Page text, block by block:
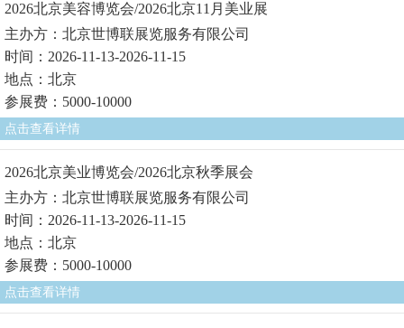
2026北京美容博览会/2026北京11月美业展
主办方：北京世博联展览服务有限公司
时间：2026-11-13-2026-11-15
地点：北京
参展费：5000-10000
点击查看详情
2026北京美业博览会/2026北京秋季展会
主办方：北京世博联展览服务有限公司
时间：2026-11-13-2026-11-15
地点：北京
参展费：5000-10000
点击查看详情